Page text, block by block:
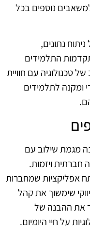
נוספים בכל
נתונים,
התלמידים
טכנולוגיה עם חוויית
ומקנה לתלמידים
מגמת שילוב עם
חברתית ויזמות.
אפליקציות שמחברות
שימשוך את קהל
את ההבנה של
על חיי היומיום.